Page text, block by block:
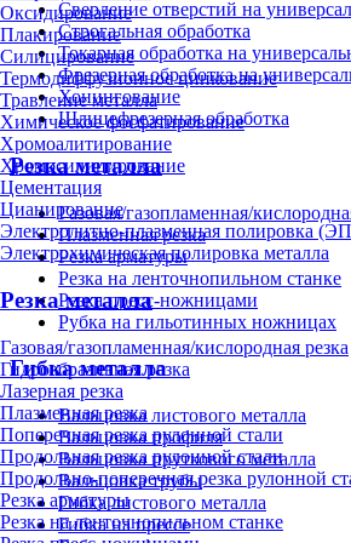
Оксидирование
Плакирование
Силицирование
Термодиффузионное цинкование
Травление металла
Химическое фосфатирование
Хромоалитирование
Хромосилицирование
Цементация
Цианирование
Электролитно-плазменная полировка
Электрохимическая полировка металла
Резка металла
Газовая/газопламенная/кислородная резка
Гидроабразивная резка
Лазерная резка
Плазменная резка
Поперечная резка рулонной стали
Продольная резка рулонной стали
Продольно-поперечная резка рулонной
Резка арматуры
Резка на ленточнопильном станке
Сверление отверстий на
Строгальная обработка
Токарная обработка на
Фрезерная обработка на
Хонингование
Шлицефрезерная обработка
Резка металла
Газовая/газопламенная/
Плазменная резка
Резка арматуры
Резка на ленточнопильном станке
Резка пресс-ножницами
Рубка на гильотинных ножницах
Гибка металла
Вальцовка листового металла
Вальцовка профиля
Вальцовка пруткового металла
Вальцовка трубы
Гибка листового металла
Гибка на прессе